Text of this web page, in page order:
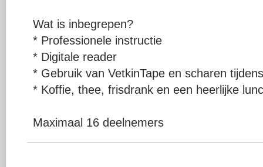
Wat is inbegrepen?
* Professionele instructie
* Digitale reader
* Gebruik van VetkinTape en scharen
* Koffie, thee, frisdrank en een heerlijke
Maximaal 16 deelnemers